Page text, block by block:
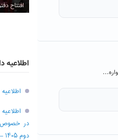
افتتاح
اطلاعیه
در خصوص
دوم ۱۴۰۵ – ۱۴۰۴